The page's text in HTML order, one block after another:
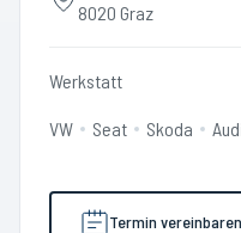
8020 Graz
Werkstatt
VW Seat Skoda
Termin vereinbaren